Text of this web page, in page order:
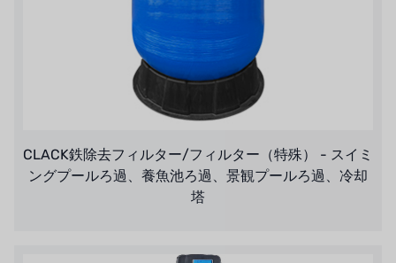
CLACK鉄除去フィルター/フィルター（特殊） - スイミ
ングプールろ過、養魚池ろ過、景観プールろ過、冷却
塔